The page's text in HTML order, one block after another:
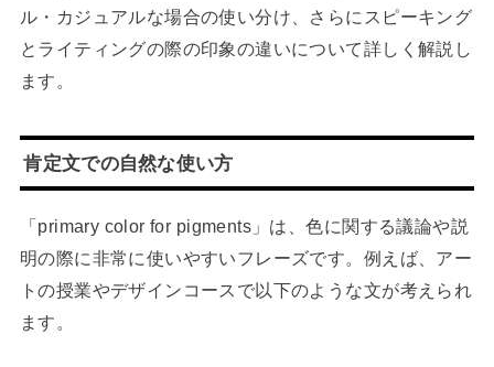
ル・カジュアルな場合の使い分け、さらにスピーキング
とライティングの際の印象の違いについて詳しく解説し
ます。
肯定文での自然な使い方
「primary color for pigments」は、色に関する議論や説
明の際に非常に使いやすいフレーズです。例えば、アー
トの授業やデザインコースで以下のような文が考えられ
ます。